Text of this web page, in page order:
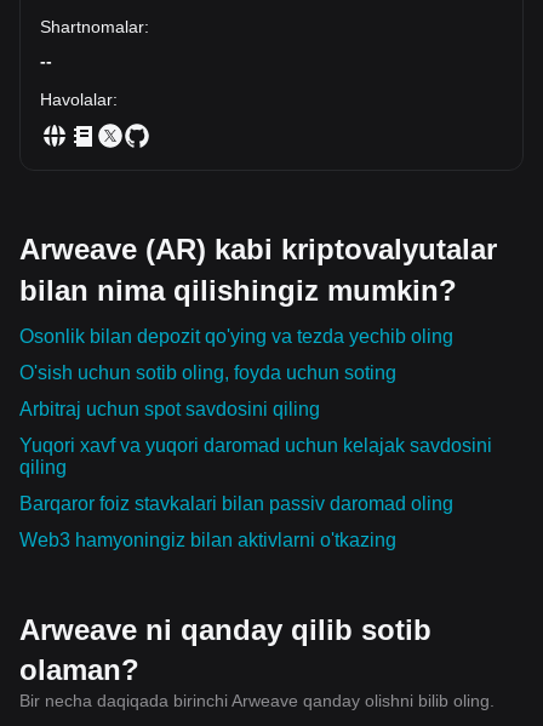
Shartnomalar:
--
Havolalar:
Arweave (AR) kabi kriptovalyutalar
bilan nima qilishingiz mumkin?
Osonlik bilan depozit qo'ying va tezda yechib oling
O'sish uchun sotib oling, foyda uchun soting
Arbitraj uchun spot savdosini qiling
Yuqori xavf va yuqori daromad uchun kelajak savdosini
qiling
Barqaror foiz stavkalari bilan passiv daromad oling
Web3 hamyoningiz bilan aktivlarni o'tkazing
Arweave ni qanday qilib sotib
olaman?
Bir necha daqiqada birinchi Arweave qanday olishni bilib oling.